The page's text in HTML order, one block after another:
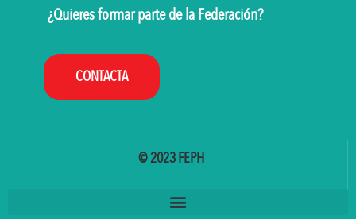
¿Quieres formar parte de la Federación?
CONTACTA
© 2023 FEPH